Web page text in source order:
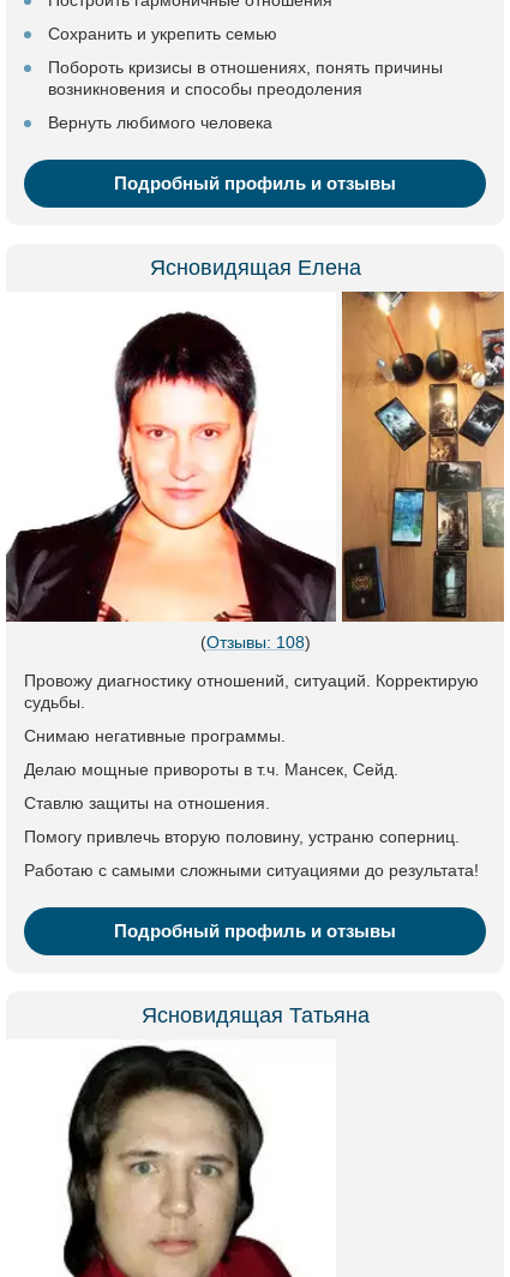
Сохранить и укрепить семью
Побороть кризисы в отношениях, понять причины
возникновения и способы преодоления
Вернуть любимого человека
Подробный профиль и отзывы
Ясновидящая Елена
(Отзывы: 108)
Провожу диагностику отношений, ситуаций. Корректирую
судьбы.
Снимаю негативные программы.
Делаю мощные привороты в т.ч. Мансек, Сейд.
Ставлю защиты на отношения.
Помогу привлечь вторую половину, устраню соперниц.
Работаю с самыми сложными ситуациями до результата!
Подробный профиль и отзывы
Ясновидящая Татьяна